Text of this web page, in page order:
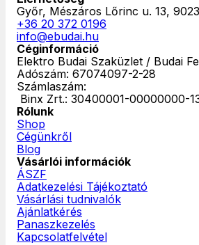
Győr, Mészáros Lőrinc u. 13, 9023
+36 20 372 0196
info@ebudai.hu
Céginformáció
Elektro Budai Szaküzlet / Budai
Adószám: 67074097-2-28
Számlaszám:
Binx Zrt.: 30400001-00000000-
Rólunk
Shop
Cégünkről
Blog
Vásárlói információk
ÁSZF
Adatkezelési Tájékoztató
Vásárlási tudnivalók
Ajánlatkérés
Panaszkezelés
Kapcsolatfelvétel